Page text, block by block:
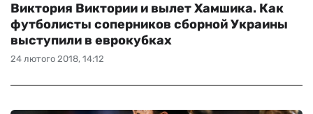
24 лютого 2018, 14:12
Виктория Виктории и вылет Хамшика. Как
футболисты соперников сборной Украины
выступили в еврокубках